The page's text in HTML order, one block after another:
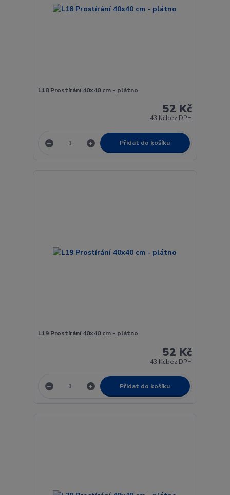
L18 Prostírání 40x40 cm - plátno
52 Kč
43 Kčbez DPH
Přidat do košíku
L19 Prostírání 40x40 cm - plátno
52 Kč
43 Kčbez DPH
Přidat do košíku